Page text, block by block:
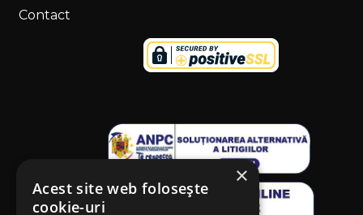
Contact
×
Acest site web folosește
cookie-uri